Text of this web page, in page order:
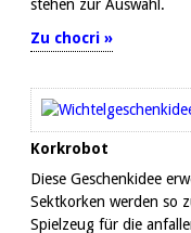
stehen zur Auswahl.
Zu chocri »
Korkrobot
Diese Geschenkidee
Sektkorken werden so
Spielzeug für die